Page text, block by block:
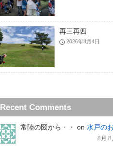
再三再四
2026年8月4日
Recent Comments
常陸の圀から・・ on 水戸の
8月